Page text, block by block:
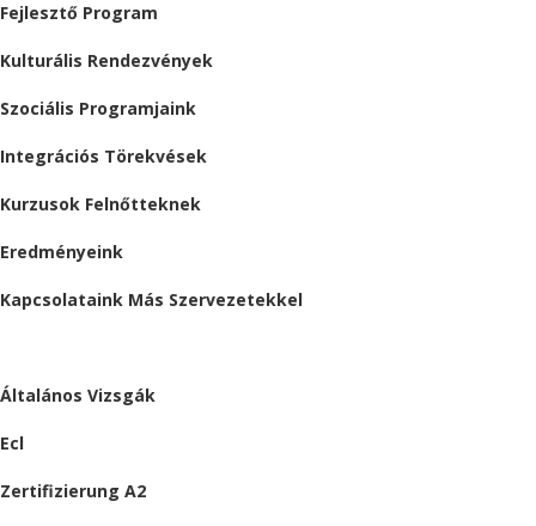
Fejlesztő Program
Kulturális Rendezvények
Szociális Programjaink
Integrációs Törekvések
Kurzusok Felnőtteknek
Eredményeink
Kapcsolataink Más Szervezetekkel
Általános Vizsgák
Ecl
Zertifizierung A2